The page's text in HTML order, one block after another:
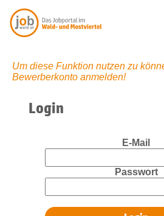
Um diese Funktion nutzen zu
Bewerberkonto anmelden!
Login
E-Mail
Passwort